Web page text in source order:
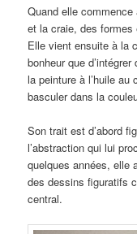
Quand elle
et la craie, des formes
Elle vient ensuite à la
bonheur que
la peinture à l’huile
basculer dans la
Son trait est d’abord
l’abstraction qui lui
quelques années, elle
des dessins figuratifs
central.